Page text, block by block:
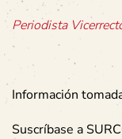
Periodista
Información
Suscríbase a